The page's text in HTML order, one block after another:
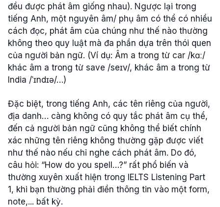
đều được phát âm giống nhau). Ngược lại trong
tiếng Anh, một nguyên âm/ phụ âm có thể có nhiều
cách đọc, phát âm của chúng như thế nào thường
không theo quy luật mà đa phần dựa trên thói quen
của người bản ngữ. (Ví dụ: Âm a trong từ car /kɑː/
khác âm a trong từ save /seɪv/, khác âm a trong từ
India /ˈɪndɪə/…)
Đặc biệt, trong tiếng Anh, các tên riêng của người,
địa danh… càng không có quy tắc phát âm cụ thể,
đến cả người bản ngữ cũng không thể biết chính
xác những tên riêng không thường gặp được viết
như thế nào nếu chỉ nghe cách phát âm. Do đó,
câu hỏi: “How do you spell…?” rất phổ biến và
thường xuyên xuất hiện trong IELTS Listening Part
1, khi bạn thường phải điền thông tin vào một form,
note,... bất kỳ.